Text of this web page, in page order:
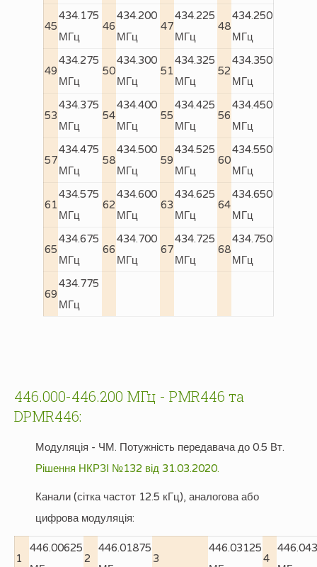
45
434.175
МГц
46
434.200
МГц
47
434.225
МГц
48
434.250
МГц
49
434.275
МГц
50
434.300
МГц
51
434.325
МГц
52
434.350
МГц
53
434.375
МГц
54
434.400
МГц
55
434.425
МГц
56
434.450
МГц
57
434.475
МГц
58
434.500
МГц
59
434.525
МГц
60
434.550
МГц
61
434.575
МГц
62
434.600
МГц
63
434.625
МГц
64
434.650
МГц
65
434.675
МГц
66
434.700
МГц
67
434.725
МГц
68
434.750
МГц
69
434.775
МГц
446.000-446.200 МГц - PMR446 та
DPMR446:
Модуляція - ЧМ. Потужність передавача до 0.5 Вт.
Рішення НКРЗІ №132 від 31.03.2020.
Канали (сітка частот 12.5 кГц), аналогова або
цифрова модуляція:
1
446.00625
2
446.01875
3
446.03125
4